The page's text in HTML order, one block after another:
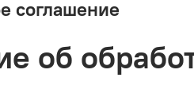
соглашение
об